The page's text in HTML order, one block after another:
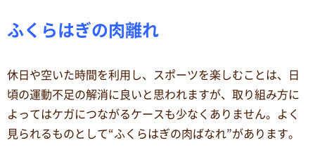
ふくらはぎの肉離れ
休日や空いた時間を利用し、スポーツを楽しむことは、日
頃の運動不足の解消に良いと思われますが、取り組み方に
よってはケガにつながるケースも少なくありません。よく
見られるものとして“ふくらはぎの肉ばなれ”があります。